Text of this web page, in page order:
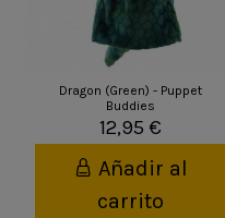
Dragon (Green) - Puppet
Buddies
12,95 €
Añadir al
carrito